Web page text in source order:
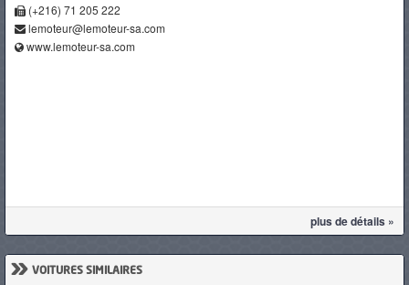
(+216) 71 205 222
lemoteur@lemoteur-sa.com
www.lemoteur-sa.com
plus de détails »
» VOITURES SIMILAIRES